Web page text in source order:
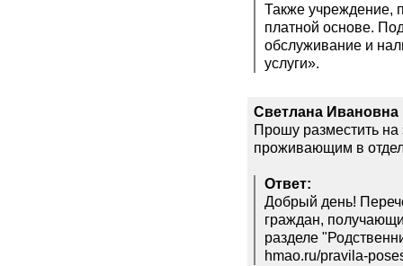
Также учреждение,
платной основе.
обслуживание и
услуги».
Светлана Ивановна
Прошу разместить
проживающим в
Ответ:
Добрый день!
граждан,
разделе
hmao.ru/pravila-